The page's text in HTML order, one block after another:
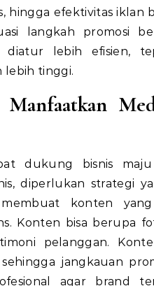
hingga efektivitas iklan
langkah promosi
diatur lebih efisien,
lebih tinggi.
Manfaatkan
dukung bisnis
diperlukan strategi
konten
Konten bisa berupa
pelanggan.
jangkauan
agar brand